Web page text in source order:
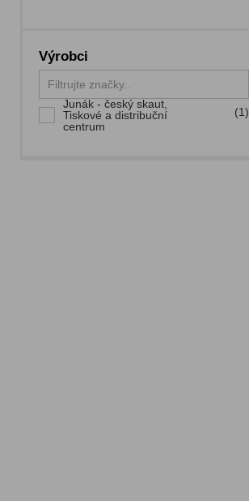
Výrobci
Junák - český skaut,
Tiskové a distribuční
centrum
(1)